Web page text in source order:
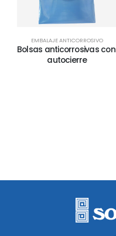
EMBALAJE ANTICORROSIVO
Bolsas anticorrosivas VCI